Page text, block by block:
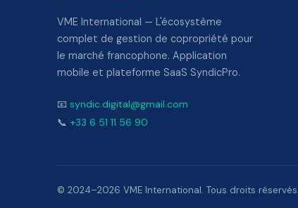
VME International — L'écosystème
complet de gestion de copropriété pour
le marché francophone. Application
mobile et plateforme SaaS SyndicPro.
📧 syndic.digital@gmail.com
📞 +33 6 51 11 56 90
© 2024–2026 VME International. Tous droits